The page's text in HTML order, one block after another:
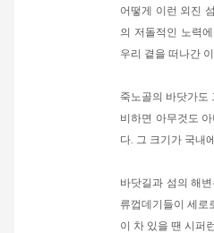
어떻게 이런 외진
의 저돌적인 노력
우리 곁을 떠나간
죽노골의 바닷가도
비하면 아무것도
다. 그 크기가 국내
바닷길과 섬의 해
류껍데기들이 세로
이 차 있을 땐 시퍼